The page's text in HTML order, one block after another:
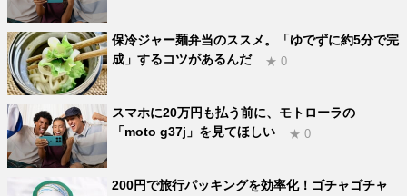
保冷ジャー麺弁当のススメ。「ゆでずに約5分で完
成」するコツがあるんだ
★ 0
スマホに20万円も払う前に、モトローラの
「moto g37j」を見てほしい
★ 0
200円で旅行パッキングを効率化！ゴチャゴチャ